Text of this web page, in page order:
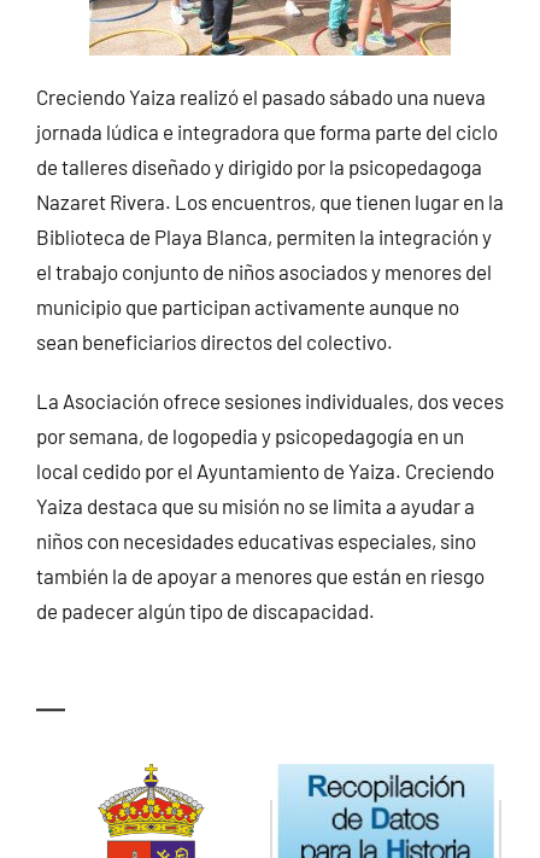
Creciendo Yaiza realizó el pasado sábado una nueva
jornada lúdica e integradora que forma parte del ciclo
de talleres diseñado y dirigido por la psicopedagoga
Nazaret Rivera. Los encuentros, que tienen lugar en la
Biblioteca de Playa Blanca, permiten la integración y
el trabajo conjunto de niños asociados y menores del
municipio que participan activamente aunque no
sean beneficiarios directos del colectivo.
La Asociación ofrece sesiones individuales, dos veces
por semana, de logopedia y psicopedagogía en un
local cedido por el Ayuntamiento de Yaiza. Creciendo
Yaiza destaca que su misión no se limita a ayudar a
niños con necesidades educativas especiales, sino
también la de apoyar a menores que están en riesgo
de padecer algún tipo de discapacidad.
—